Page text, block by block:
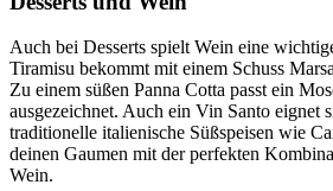
Auch bei Desserts spielt Wein eine
Tiramisu bekommt mit einem Schuss
Zu einem süßen Panna Cotta passt ein
ausgezeichnet. Auch ein Vin Santo eignet
traditionelle italienische Süßspeisen wie
deinen Gaumen mit der perfekten
Wein.